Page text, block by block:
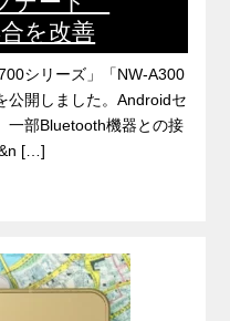
を改善
シリーズ」「NW-A300
公開しました。Androidセ
一部Bluetooth機器との接
[…]